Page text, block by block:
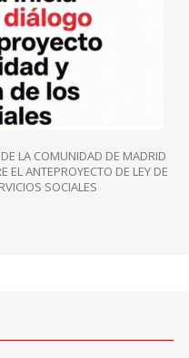
LA COMUNIDAD DE MADRID
EL ANTEPROYECTO DE LEY DE
SOCIALES